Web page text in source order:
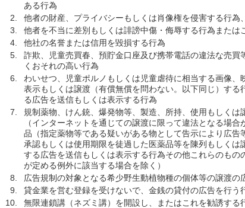
ある行為
他者の財産、プライバシーもしくは肖像権を侵害する行為
他者を不当に差別もしくは誹謗中傷・侮辱する行為または
他社の名誉または信用を毀損する行為
詐欺、児童売買春、預貯金口座及び携帯電話の違法な売買
くおそれの高い行為
わいせつ、児童ポルノもしくは児童虐待に相当する画像、
表示もしくは譲渡（有償無償を問わない。以下同じ）する
る広告を送信もしくは表示する行為
規制薬物、けん銃、爆発物等、製造、所持、使用もしくは
（インターネットを通じての譲渡に限って違法となる場
品（指定薬物等である疑いがある物として告示により広告
承認もしくは使用期限を徒過した医薬品等を陳列もしくは
する広告を送信もしくは表示する行為その他これらのもの
が定める例外に該当する場合を除く）
広告規制の対象となる希少野生動植物種の個体等の譲渡の
貸金業を営む登録を受けないで、金銭の貸付の広告を行う
無限連鎖講（ネズミ講）を開設し、またはこれを勧誘する